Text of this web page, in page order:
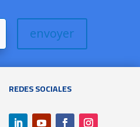
envoyer
REDES SOCIALES